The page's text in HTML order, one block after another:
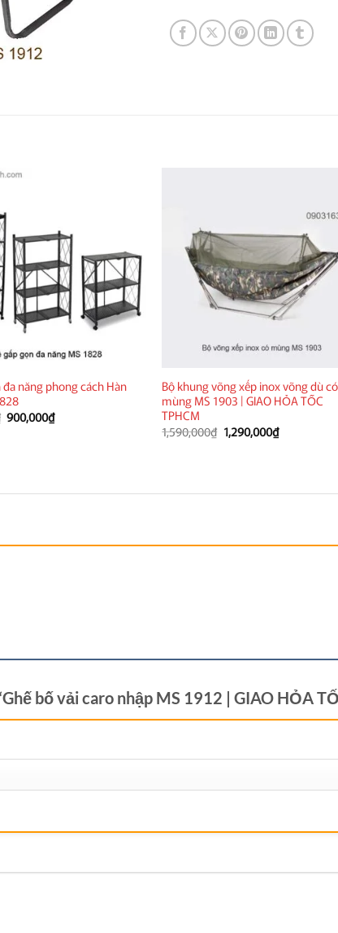
đa năng phong cách Hàn
Giá
gốc
900,000₫Giá
hiện
Bộ khung võng xếp inox võng dù có
mùng MS 1903 | GIAO HỎA TỐC
TPHCM
1,590,000₫ Giá
gốc
1,290,000₫Giá
hiện
bố vải caro nhập MS 1912 | GIAO HỎA